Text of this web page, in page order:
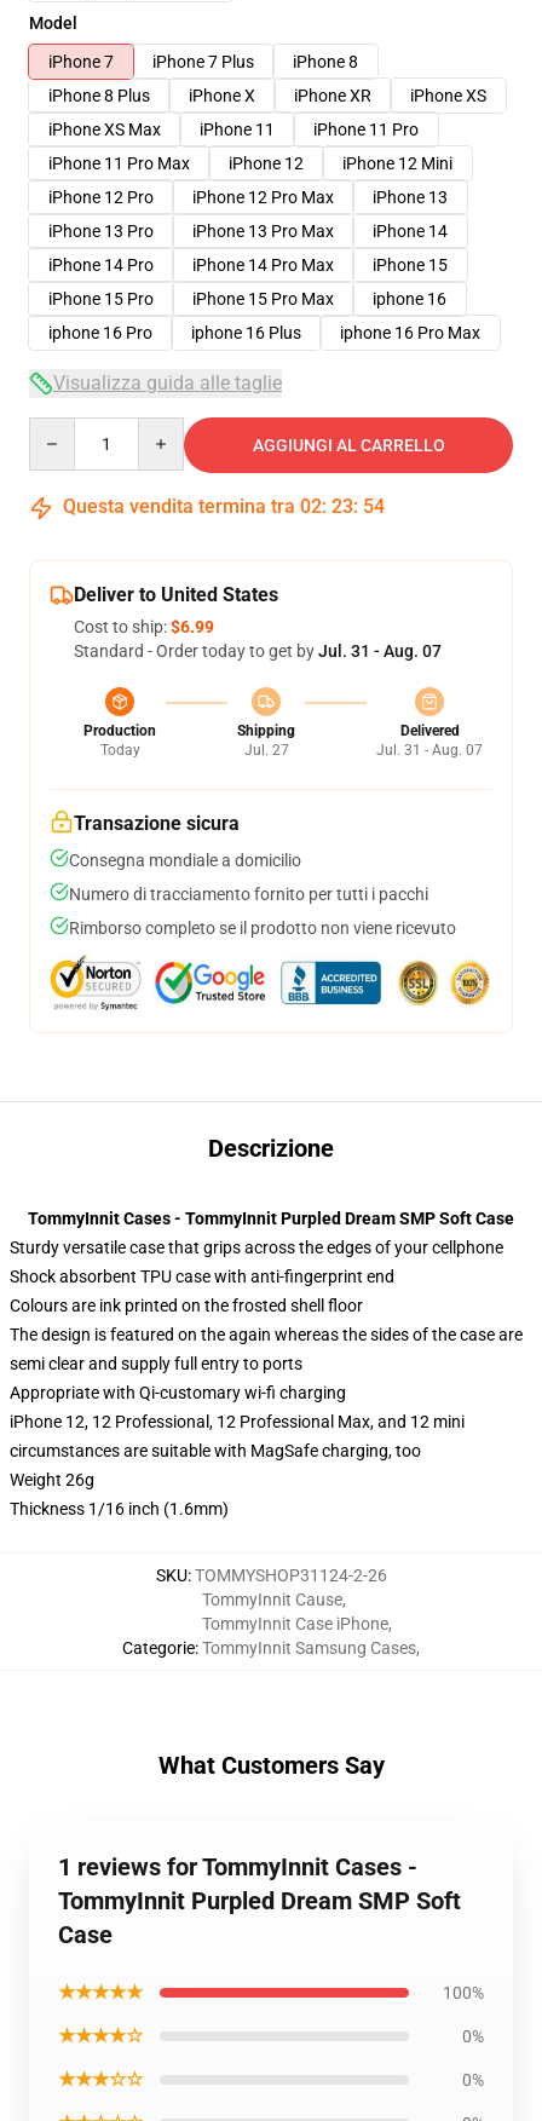
Model
iPhone 7
iPhone 7 Plus
iPhone 8
iPhone 8 Plus
iPhone X iPhone XR
iPhone XS
iPhone XS Max
iPhone 11
iPhone 11 Pro
iPhone 11 Pro Max
iPhone 12
iPhone 12 Mini
iPhone 12 Pro
iPhone 12 Pro Max
iPhone 13
iPhone 13 Pro
iPhone 13 Pro Max
iPhone 14
iPhone 14 Pro
iPhone 14 Pro Max
iPhone 15
iPhone 15 Pro
iPhone 15 Pro Max
iphone 16
iphone 16 Pro
iphone 16 Plus iphone 16 Pro Max
Visualizza guida alle taglie
AGGIUNGI AL CARRELLO
Questa vendita termina tra 02: 23: 54
Deliver to United States
Cost to ship:$6.99
Standard - Order today to get byJul. 31 - Aug. 07
Production
Today
Shipping
Jul. 27
Delivered
Jul. 31 - Aug. 07
Transazione sicura
Consegna mondiale a domicilio
Numero di tracciamento fornito per tutti i pacchi
Rimborso completo se il prodotto non viene ricevuto
Descrizione
TommyInnit Cases - TommyInnit Purpled Dream SMP Soft Case
Sturdy versatile case that grips across the edges of your cellphone
Shock absorbent TPU case with anti-fingerprint end
Colours are ink printed on the frosted shell floor
The design is featured on the again whereas the sides of the case are
semi clear and supply full entry to ports
Appropriate with Qi-customary wi-fi charging
iPhone 12, 12 Professional, 12 Professional Max, and 12 mini
circumstances are suitable with MagSafe charging, too
Weight 26g
Thickness 1/16 inch (1.6mm)
SKU:TOMMYSHOP31124-2-26
Categorie:
TommyInnit Cause,
TommyInnit Case iPhone,
TommyInnit Samsung Cases,
What Customers Say
1 reviews for TommyInnit Cases -
TommyInnit Purpled Dream SMP Soft
Case
★★★★★ 100%
★★★★☆ 0%
★★★☆☆ 0%